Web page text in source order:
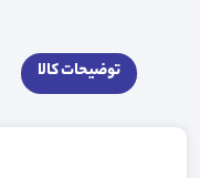
توضیحات کالا